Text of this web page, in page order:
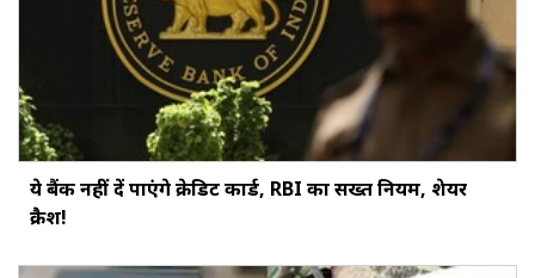
ये बैंक नहीं दें पाएंगे क्रेडिट कार्ड, RBI का सख्‍त नियम, शेयर
क्रैश!